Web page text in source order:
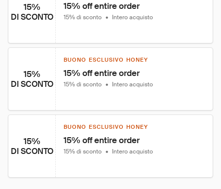
15%
DI SCONTO
15% off entire order
15% di sconto • Intero acquisto
15%
DI SCONTO
BUONO ESCLUSIVO HONEY
15% off entire order
15% di sconto • Intero acquisto
15%
DI SCONTO
BUONO ESCLUSIVO HONEY
15% off entire order
15% di sconto • Intero acquisto